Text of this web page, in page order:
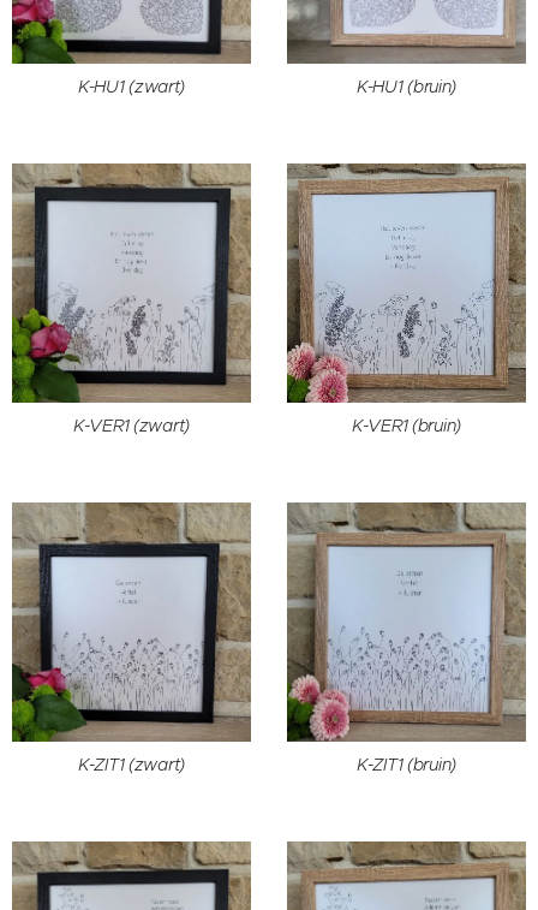
K-HU1 (zwart) K-HU1 (bruin)
K-VER1 (zwart) K-VER1 (bruin)
K-ZIT1 (zwart) K-ZIT1 (bruin)